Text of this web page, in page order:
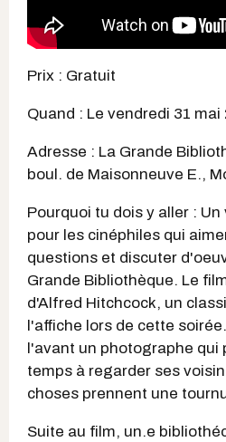
Prix : Gratuit
Quand : Le vendredi 31 mai
Adresse : La Grande
boul. de Maisonneuve E.,
Pourquoi tu dois y aller :
pour les cinéphiles qui
questions et discuter
Grande Bibliothèque. Le
d'Alfred Hitchcock, un
l'affiche lors de cette
l'avant un photographe qui
temps à regarder ses
choses prennent une
Suite au film, un.e